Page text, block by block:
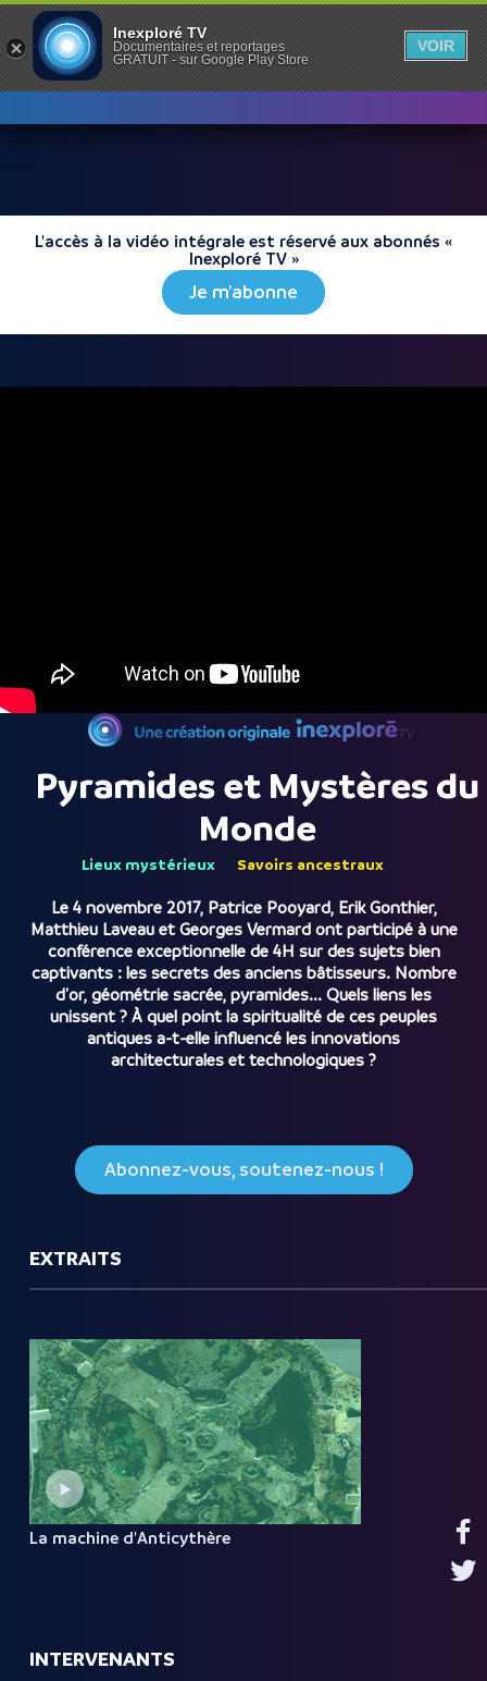
L'accès à la vidéo intégrale est réservé aux abonnés «
Inexploré TV »
Je m'abonne
Pyramides et Mystères du
Monde
Lieux mystérieux Savoirs ancestraux
Le 4 novembre 2017, Patrice Pooyard, Erik Gonthier,
Matthieu Laveau et Georges Vermard ont participé à une
conférence exceptionnelle de 4H sur des sujets bien
captivants : les secrets des anciens bâtisseurs. Nombre
d'or, géométrie sacrée, pyramides... Quels liens les
unissent ? À quel point la spiritualité de ces peuples
antiques a-t-elle influencé les innovations
architecturales et technologiques ?
Abonnez-vous, soutenez-nous !
EXTRAITS
La machine d'Anticythère
INTERVENANTS
Inexploré TV
Documentaires et reportages
GRATUIT - sur Google Play Store
VOIR